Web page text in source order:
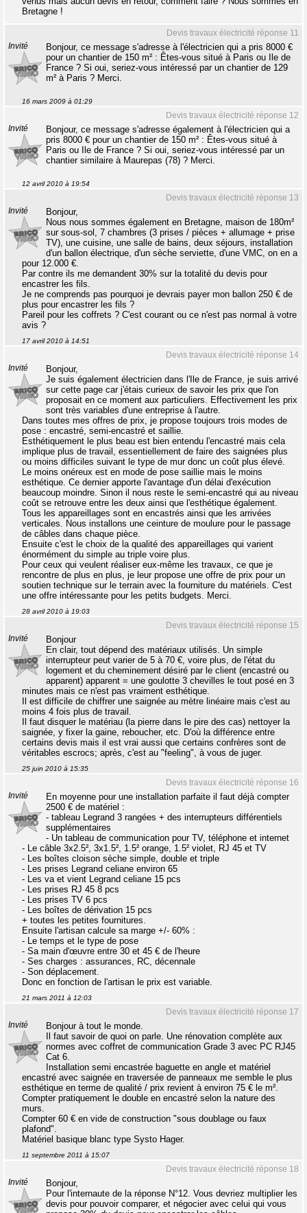
Bretagne !
Devis travaux électricité réponse 11
Invité
Bonjour, ce message s'adresse à l'électricien qui a pris 8000 €
pour un chantier de 150 m² : Êtes-vous situé à Paris ou Ile de
France ? Si oui, seriez-vous intéressé par un chantier de 129
m² à Paris ? Merci.
16 mars 2009 à 01:29
Devis travaux électricité réponse 12
Invité
Bonjour, ce message s'adresse également à l'électricien qui a
pris 8000 € pour un chantier de 150 m² : Êtes-vous situé à
Paris ou Ile de France ? Si oui, seriez-vous intéressé par un
chantier similaire à Maurepas (78) ? Merci.
12 avril 2010 à 19:54
Devis travaux électricité réponse 13
Invité
Bonjour,
Nous nous sommes également en Bretagne, maison de 180m²
sur sous-sol, 7 chambres (3 prises / pièces + allumage + prise
TV), une cuisine, une salle de bains, deux séjours, installation
d'un ballon électrique, d'un sèche serviette, d'une VMC, on en a
pour 12.000 €.
Par contre ils me demandent 30% sur la totalité du devis pour
encastrer les fils.
Je ne comprends pas pourquoi je devrais payer mon ballon 250 € de
plus pour encastrer les fils ?
Pareil pour les coffrets ? C'est courant ou ce n'est pas normal à votre
avis ?
17 avril 2010 à 14:51
Devis travaux électricité réponse 14
Invité
Bonjour,
Je suis également électricien dans l'Ile de France, je suis arrivé
sur cette page car j'étais curieux de savoir les prix que l'on
proposait en ce moment aux particuliers. Effectivement les prix
sont très variables d'une entreprise à l'autre.
Dans toutes mes offres de prix, je propose toujours trois modes de
pose : encastré, semi-encastré et saillie.
Esthétiquement le plus beau est bien entendu l'encastré mais cela
implique plus de travail, essentiellement de faire des saignées plus
ou moins difficiles suivant le type de mur donc un coût plus élevé.
Le moins onéreux est en mode de pose saillie mais le moins
esthétique. Ce dernier apporte l'avantage d'un délai d'exécution
beaucoup moindre. Sinon il nous reste le semi-encastré qui au niveau
coût se retrouve entre les deux ainsi que l'esthétique également.
Tous les appareillages sont en encastrés ainsi que les arrivées
verticales. Nous installons une ceinture de moulure pour le passage
de câbles dans chaque pièce.
Ensuite c'est le choix de la qualité des appareillages qui varient
énormément du simple au triple voire plus.
Pour ceux qui veulent réaliser eux-même les travaux, ce que je
rencontre de plus en plus, je leur propose une offre de prix pour un
soutien technique sur le terrain avec la fourniture du matériels. C'est
une offre intéressante pour les petits budgets. Merci.
28 avril 2010 à 19:03
Devis travaux électricité réponse 15
Invité
Bonjour
En clair, tout dépend des matériaux utilisés. Un simple
interrupteur peut varier de 5 à 70 €, voire plus, de l'état du
logement et du cheminement désiré par le client (encastré ou
apparent) apparent = une goulotte 3 chevilles le tout posé en 3
minutes mais ce n'est pas vraiment esthétique.
Il est difficile de chiffrer une saignée au mètre linéaire mais c'est au
moins 4 fois plus de travail.
Il faut disquer le matériau (la pierre dans le pire des cas) nettoyer la
saignée, y fixer la gaine, reboucher, etc. D'où la différence entre
certains devis mais il est vrai aussi que certains confrères sont de
véritables escrocs; après, c'est au "feeling", à vous de juger.
25 juin 2010 à 15:35
Devis travaux électricité réponse 16
Invité
En moyenne pour une installation parfaite il faut déjà compter
2500 € de matériel :
- tableau Legrand 3 rangées + des interrupteurs différentiels
supplémentaires
- Un tableau de communication pour TV, téléphone et internet
- Le câble 3x2.5², 3x1.5², 1.5² orange, 1.5² violet, RJ 45 et TV
- Les boîtes cloison sèche simple, double et triple
- Les prises Legrand celiane environ 65
- Les va et vient Legrand celiane 15 pcs
- Les prises RJ 45 8 pcs
- Les prises TV 6 pcs
- Les boîtes de dérivation 15 pcs
+ toutes les petites fournitures.
Ensuite l'artisan calcule sa marge +/- 60% :
- Le temps et le type de pose
- Sa main d'œuvre entre 30 et 45 € de l'heure
- Ses charges : assurances, RC, décennale
- Son déplacement.
Donc en fonction de l'artisan le prix est variable.
21 mars 2011 à 12:03
Devis travaux électricité réponse 17
Invité
Bonjour à tout le monde.
Il faut savoir de quoi on parle. Une rénovation complète aux
normes avec coffret de communication Grade 3 avec PC RJ45
Cat 6.
Installation semi encastrée baguette en angle et matériel
encastré avec saignée en traversée de panneaux me semble le plus
esthétique en terme de qualité / prix revient à environ 75 € le m².
Compter pratiquement le double en encastré selon la nature des
murs.
Compter 60 € en vide de construction "sous doublage ou faux
plafond".
Matériel basique blanc type Systo Hager.
11 septembre 2011 à 15:07
Devis travaux électricité réponse 18
Invité
Bonjour,
Pour l'internaute de la réponse N°12. Vous devriez multiplier les
devis pour pouvoir comparer, et négocier avec celui qui vous